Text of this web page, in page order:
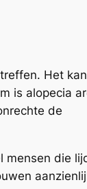
Het
is alopecia
de
mensen die